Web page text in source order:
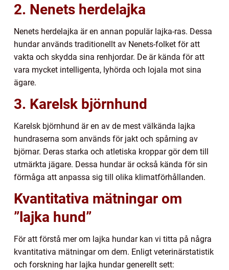
2. Nenets herdelajka
Nenets herdelajka är en annan populär lajka-ras. Dessa
hundar används traditionellt av Nenets-folket för att
vakta och skydda sina renhjordar. De är kända för att
vara mycket intelligenta, lyhörda och lojala mot sina
ägare.
3. Karelsk björnhund
Karelsk björnhund är en av de mest välkända lajka
hundraserna som används för jakt och spårning av
björnar. Deras starka och atletiska kroppar gör dem till
utmärkta jägare. Dessa hundar är också kända för sin
förmåga att anpassa sig till olika klimatförhållanden.
Kvantitativa mätningar om
”lajka hund”
För att förstå mer om lajka hundar kan vi titta på några
kvantitativa mätningar om dem. Enligt veterinärstatistik
och forskning har lajka hundar generellt sett: